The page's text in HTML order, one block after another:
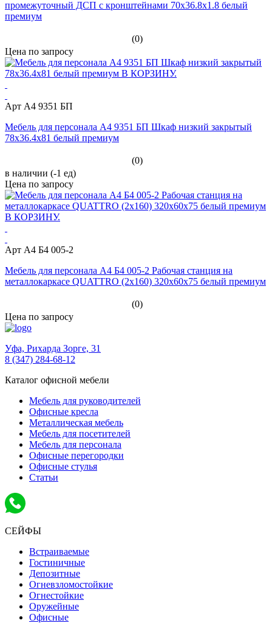
промежуточный ДСП с кронштейнами 70x36.8x1.8 белый
премиум
(0)
Цена по запросу
Арт А4 9351 БП
Мебель для персонала А4 9351 БП Шкаф низкий закрытый
78x36.4x81 белый премиум
(0)
в наличии (-1 ед)
Цена по запросу
Арт А4 Б4 005-2
Мебель для персонала А4 Б4 005-2 Рабочая станция на
металлокаркасе QUATTRO (2х160) 320x60x75 белый премиум
(0)
Цена по запросу
Уфа, Рихарда Зорге, 31
8 (347) 284-68-12
Каталог офисной мебели
Мебель для руководителей
Офисные кресла
Металлическая мебель
Мебель для посетителей
Мебель для персонала
Офисные перегородки
Офисные стулья
Статьи
СЕЙФЫ
Встраиваемые
Гостиничные
Депозитные
Огневзломостойкие
Огнестойкие
Оружейные
Офисные